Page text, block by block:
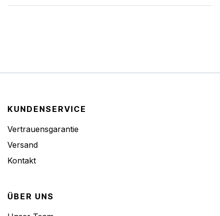
KUNDENSERVICE
Vertrauensgarantie
Versand
Kontakt
ÜBER UNS